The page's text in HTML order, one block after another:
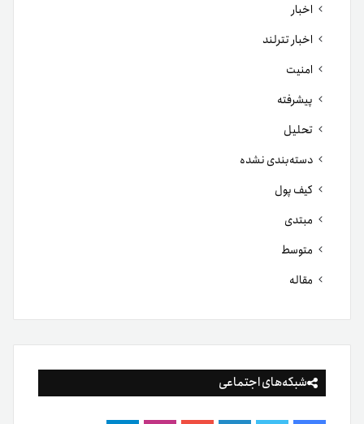
اخبار
اخبار تترلند
امنیت
پیشرفته
تحلیل
دسته‌بندی نشده
کیف پول
مبتدی
متوسط
مقاله
شبکه‌های اجتماعی